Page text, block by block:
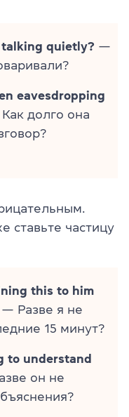
quietly? —
eavesdropping
долго она
.
ставьте частицу
this to him
— Разве я не
15 минут?
to understand
он не